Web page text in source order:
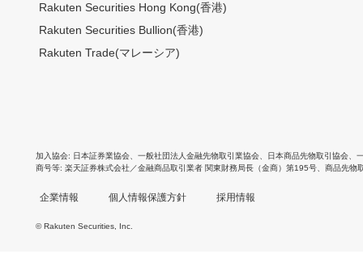
Rakuten Securities Hong Kong(香港)
Rakuten Securities Bullion(香港)
Rakuten Trade(マレーシア)
加入協会 日本証券業協会 一般社団法人金融先物取引業協会 日本商品先物取引協会
商号等 楽天証券株式会社／金融商品取引業者 関東財務局長（金商）第195号、商品先物
企業情報 個人情報保護方針 採用情報
© Rakuten Securities, Inc.